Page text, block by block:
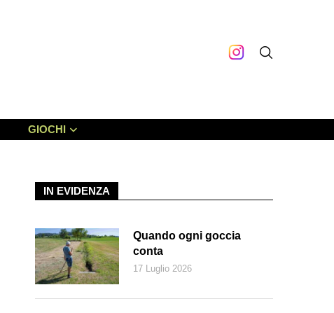
GIOCHI
IN EVIDENZA
Quando ogni goccia
conta
17 Luglio 2026